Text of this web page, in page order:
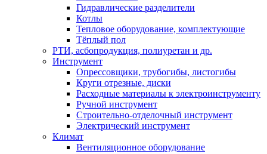
Гидравлические разделители
Котлы
Тепловое оборудование, комплектующие
Тёплый пол
РТИ, асбопродукция, полиуретан и др.
Инструмент
Опрессовщики, трубогибы, листогибы
Круги отрезные, диски
Расходные материалы к электроинструменту
Ручной инструмент
Строительно-отделочный инструмент
Электрический инструмент
Климат
Вентиляционное оборудование